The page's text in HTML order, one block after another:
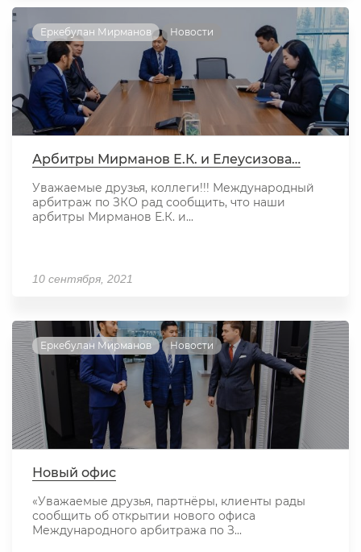
Еркебулан Мирманов Новости
Арбитры Мирманов Е.К. и Елеусизова…
Уважаемые друзья, коллеги!!! Международный
арбитраж по ЗКО рад сообщить, что наши
арбитры Мирманов Е.К. и...
10 сентября, 2021
Еркебулан Мирманов Новости
Новый офис
«Уважаемые друзья, партнёры, клиенты рады
сообщить об открытии нового офиса
Международного арбитража по З...